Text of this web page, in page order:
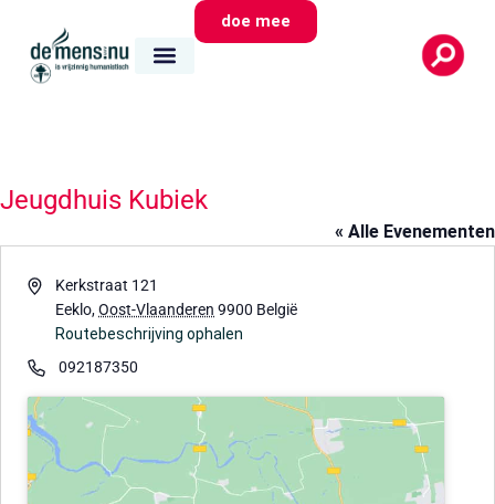
doe mee
Jeugdhuis Kubiek
« Alle Evenementen
AdresKerkstraat 121
Eeklo,Oost-Vlaanderen 9900 België
Routebeschrijving ophalen
Telefoon092187350